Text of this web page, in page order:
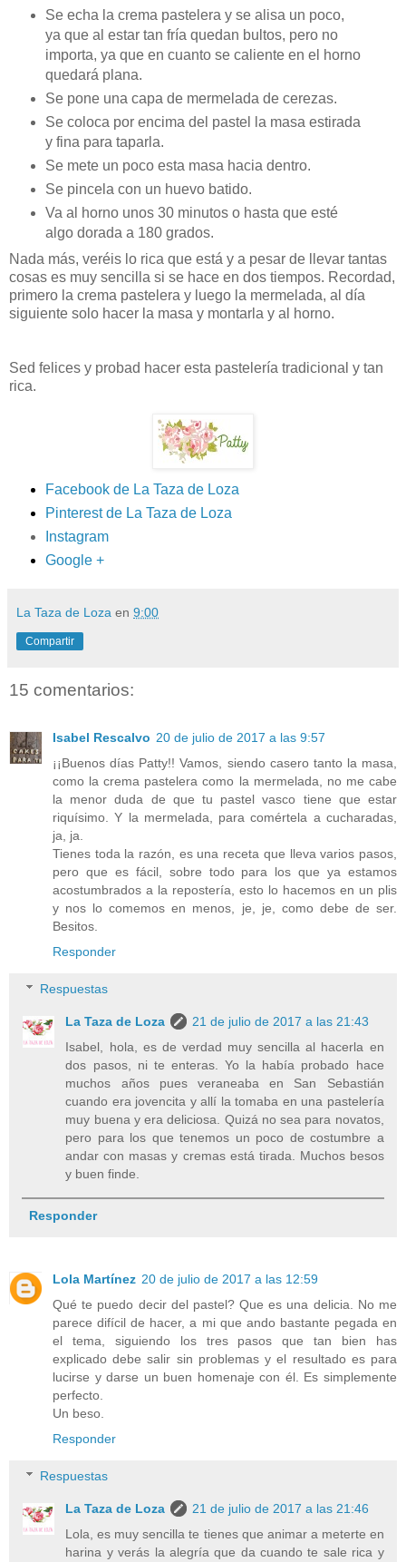
Se echa la crema pastelera y se alisa un poco,
ya que al estar tan fría quedan bultos, pero no
importa, ya que en cuanto se caliente en el horno
quedará plana.
Se pone una capa de mermelada de cerezas.
Se coloca por encima del pastel la masa estirada
y fina para taparla.
Se mete un poco esta masa hacia dentro.
Se pincela con un huevo batido.
Va al horno unos 30 minutos o hasta que esté
algo dorada a 180 grados.
Nada más, veréis lo rica que está y a pesar de llevar tantas
cosas es muy sencilla si se hace en dos tiempos. Recordad,
primero la crema pastelera y luego la mermelada, al día
siguiente solo hacer la masa y montarla y al horno.
Sed felices y probad hacer esta pastelería tradicional y tan
rica.
Facebook de La Taza de Loza
Pinterest de La Taza de Loza
Instagram
Google +
La Taza de Loza en 9:00
Compartir
15 comentarios:
Isabel Rescalvo 20 de julio de 2017 a las 9:57
¡¡Buenos días Patty!! Vamos, siendo casero tanto la masa,
como la crema pastelera como la mermelada, no me cabe
la menor duda de que tu pastel vasco tiene que estar
riquísimo. Y la mermelada, para comértela a cucharadas,
ja, ja.
Tienes toda la razón, es una receta que lleva varios pasos,
pero que es fácil, sobre todo para los que ya estamos
acostumbrados a la repostería, esto lo hacemos en un plis
y nos lo comemos en menos, je, je, como debe de ser.
Besitos.
Responder
Respuestas
La Taza de Loza
21 de julio de 2017 a las 21:43
Isabel, hola, es de verdad muy sencilla al hacerla en
dos pasos, ni te enteras. Yo la había probado hace
muchos años pues veraneaba en San Sebastián
cuando era jovencita y allí la tomaba en una pastelería
muy buena y era deliciosa. Quizá no sea para novatos,
pero para los que tenemos un poco de costumbre a
andar con masas y cremas está tirada. Muchos besos
y buen finde.
Responder
Lola Martínez 20 de julio de 2017 a las 12:59
Qué te puedo decir del pastel? Que es una delicia. No me
parece difícil de hacer, a mi que ando bastante pegada en
el tema, siguiendo los tres pasos que tan bien has
explicado debe salir sin problemas y el resultado es para
lucirse y darse un buen homenaje con él. Es simplemente
perfecto.
Un beso.
Responder
Respuestas
La Taza de Loza
21 de julio de 2017 a las 21:46
Lola, es muy sencilla te tienes que animar a meterte en
harina y verás la alegría que da cuando te sale rica y